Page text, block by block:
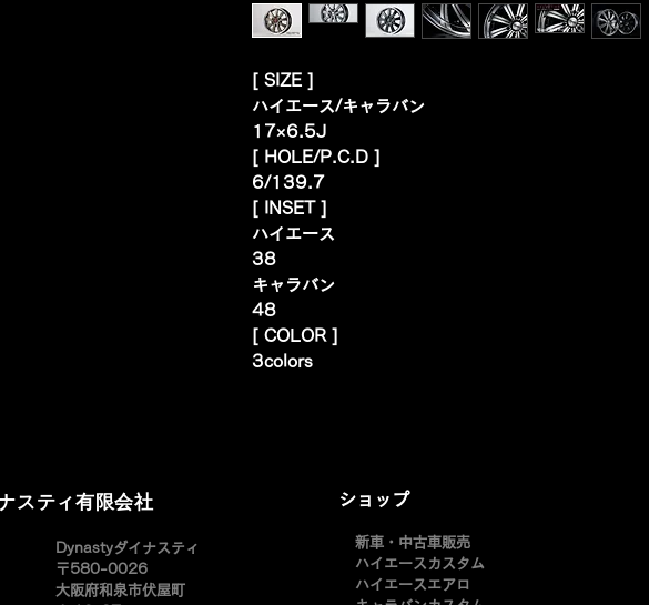
[ SIZE ]
ハイエース/キャラバン
17×6.5J
[ HOLE/P.C.D ]
6/139.7
[ INSET ]
ハイエース
38
キャラバン
48
[ COLOR ]
3colors
スティ有限会社 ショップ
​Dynastyダイナスティ
〒580-0026
大阪府和泉市伏屋町
新車・中古車販売
ハイエースカスタム
ハイエースエアロ